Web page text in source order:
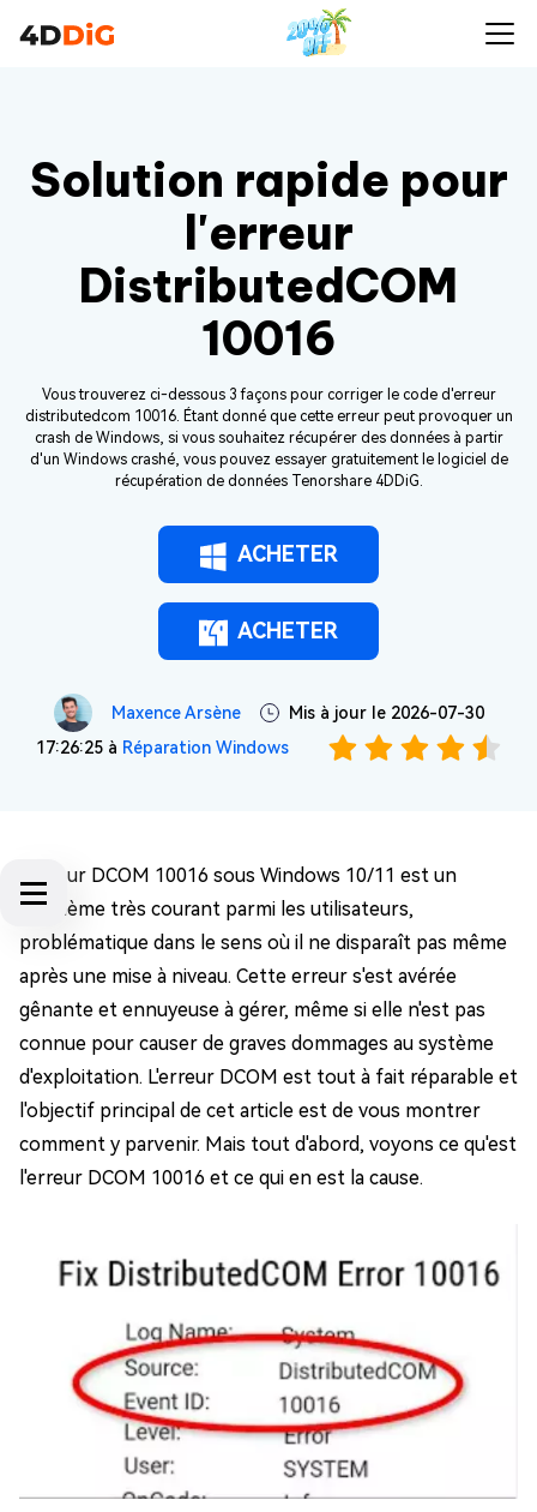
Solution rapide pour
l'erreur
DistributedCOM
10016
Vous trouverez ci-dessous 3 façons pour corriger le code d'erreur
distributedcom 10016. Étant donné que cette erreur peut provoquer un
crash de Windows, si vous souhaitez récupérer des données à partir
d'un Windows crashé, vous pouvez essayer gratuitement le logiciel de
récupération de données Tenorshare 4DDiG.
ACHETER
ACHETER
Maxence Arsène
Mis à jour le 2026-07-30
17:26:25 à Réparation Windows
L'erreur DCOM 10016 sous Windows 10/11 est un
problème très courant parmi les utilisateurs,
problématique dans le sens où il ne disparaît pas même
après une mise à niveau. Cette erreur s'est avérée
gênante et ennuyeuse à gérer, même si elle n'est pas
connue pour causer de graves dommages au système
d'exploitation. L'erreur DCOM est tout à fait réparable et
l'objectif principal de cet article est de vous montrer
comment y parvenir. Mais tout d'abord, voyons ce qu'est
l'erreur DCOM 10016 et ce qui en est la cause.